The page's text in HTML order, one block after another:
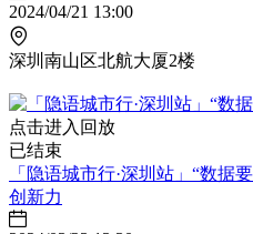
2024/04/21 13:00
深圳南山区北航大厦2楼
点击进入回放
已结束
「隐语城市行·深圳站」“数据
创新力